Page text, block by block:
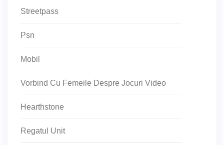
Streetpass
Psn
Mobil
Vorbind Cu Femeile Despre Jocuri Video
Hearthstone
Regatul Unit